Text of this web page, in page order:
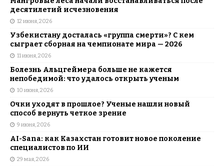
десятилетий исчезновения
12 июня, 2026
Узбекистану досталась «группа смерти»? С кем
сыграет сборная на чемпионате мира — 2026
11 июня, 2026
Болезнь Альцгеймера больше не кажется
непобедимой: что удалось открыть ученым
10 июня, 2026
Очки уходят в прошлое? Ученые нашли новый
способ вернуть четкое зрение
9 июня, 2026
AI-Sana: как Казахстан готовит новое поколение
специалистов по ИИ
29 мая, 2026